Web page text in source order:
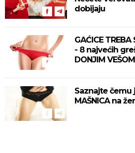
dobijaju
GAĆICE
- 8 najvećih
DONJIM VEŠOM
Saznajte čemu
MAŠNICA na